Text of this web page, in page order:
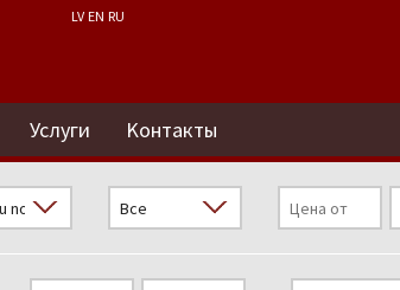
LV EN RU
Услуги Kонтакты